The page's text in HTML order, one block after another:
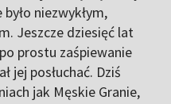
niezwykłym,
Jeszcze dziesięć lat
prostu zaśpiewanie
jej posłuchać. Dziś
jak Męskie Granie,